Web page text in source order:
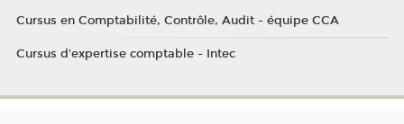
Cursus en Comptabilité, Contrôle, Audit - équipe CCA
Cursus d'expertise comptable - Intec